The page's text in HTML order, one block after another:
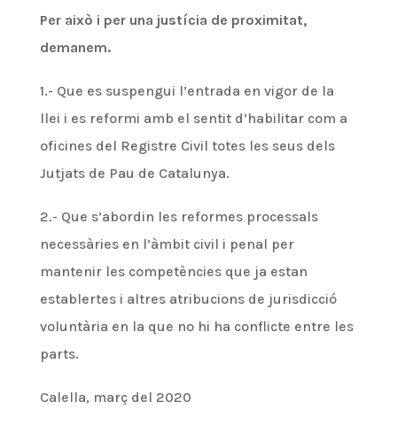
Per això i per una justícia de proximitat,
demanem.
1.- Que es suspengui l’entrada en vigor de la
llei i es reformi amb el sentit d’habilitar com a
oficines del Registre Civil totes les seus dels
Jutjats de Pau de Catalunya.
2.- Que s’abordin les reformes processals
necessàries en l’àmbit civil i penal per
mantenir les competències que ja estan
establertes i altres atribucions de jurisdicció
voluntària en la que no hi ha conflicte entre les
parts.
Calella, març del 2020